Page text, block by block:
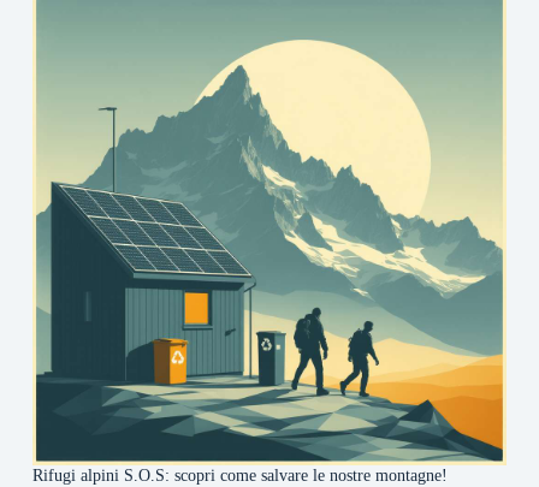
Rifugi alpini S.O.S: scopri come salvare le nostre montagne!